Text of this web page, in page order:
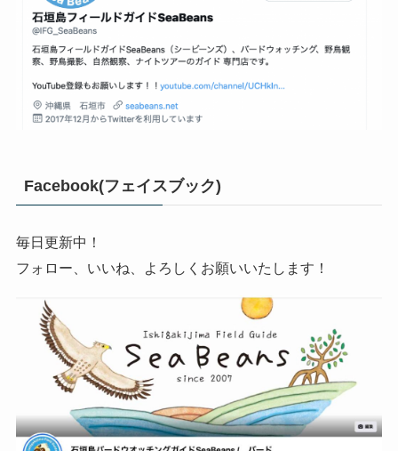
Facebook(フェイスブック)
毎日更新中！
フォロー、いいね、よろしくお願いいたします！